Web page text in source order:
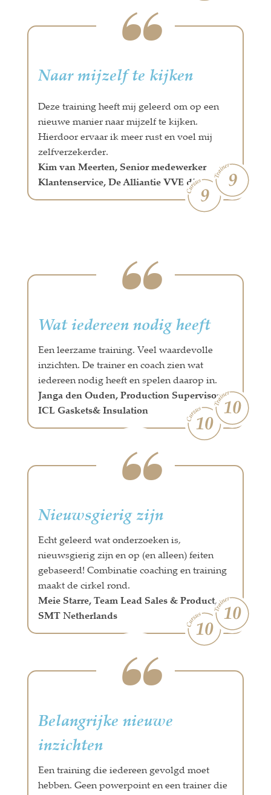
Naar mijzelf te kijken
Deze training heeft mij geleerd om op een
nieuwe manier naar mijzelf te kijken.
Hierdoor ervaar ik meer rust en voel mij
zelfverzekerder.
Kim van Meerten, Senior medewerker
Klantenservice, De Alliantie VVE diensten
Wat iedereen nodig heeft
Een leerzame training. Veel waardevolle
inzichten. De trainer en coach zien wat
iedereen nodig heeft en spelen daarop in.
Janga den Ouden, Production Supervisor,
ICL Gaskets& Insulation
Nieuwsgierig zijn
Echt geleerd wat onderzoeken is,
nieuwsgierig zijn en op (en alleen) feiten
gebaseerd! Combinatie coaching en training
maakt de cirkel rond.
Meie Starre, Team Lead Sales & Product,
SMT Netherlands
Belangrijke nieuwe
inzichten
Een training die iedereen gevolgd moet
hebben. Geen powerpoint en een trainer die